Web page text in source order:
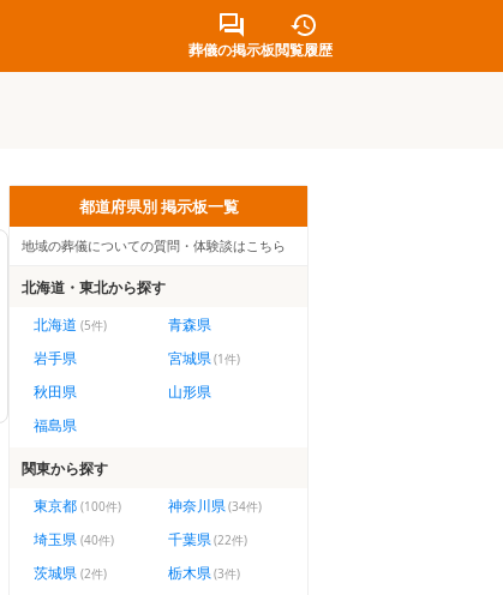
葬儀の掲示板閲覧履歴
都道府県別 掲示板一覧
地域の葬儀についての質問・体験談はこちら
北海道・東北から探す
北海道 (5件)
青森県
岩手県
宮城県(1件)
秋田県
山形県
福島県
関東から探す
東京都 (100件) 神奈川県(34件)
埼玉県 (40件) 千葉県(22件)
茨城県 (2件) 栃木県(3件)